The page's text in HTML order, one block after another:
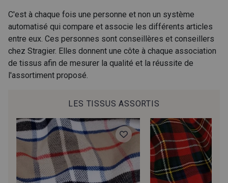
9000 - Ivoire 5023 - Greige
5064 - Camel 5076 - Terre
9835 - Gold 109 - Emeraude foncée
3034 - Forêt 8017 - Anthracite
C'est à chaque fois une personne et non un système
automatisé qui compare et associe les différents articles
entre eux. Ces personnes sont conseillères et conseillers
chez Stragier. Elles donnent une côte à chaque association
de tissus afin de mesurer la qualité et la réussite de
l'assortiment proposé.
LES TISSUS ASSORTIS